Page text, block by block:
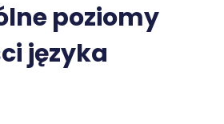
poziomy
języka